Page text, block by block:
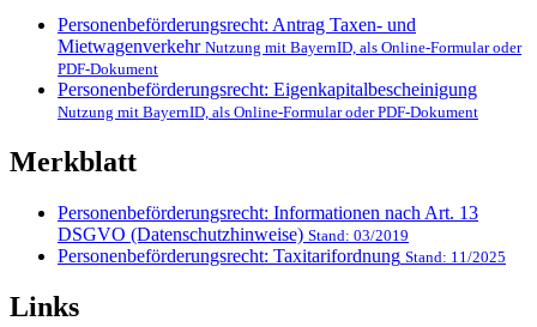
Personenbeförderungsrecht: Antrag Taxen- und
Mietwagenverkehr Nutzung mit BayernID, als Online-Formular oder
PDF-Dokument
Personenbeförderungsrecht: Eigenkapitalbescheinigung
Nutzung mit BayernID, als Online-Formular oder PDF-Dokument
Merkblatt
Personenbeförderungsrecht: Informationen nach Art. 13
DSGVO (Datenschutzhinweise) Stand: 03/2019
Personenbeförderungsrecht: Taxitarifordnung Stand: 11/2025
Links